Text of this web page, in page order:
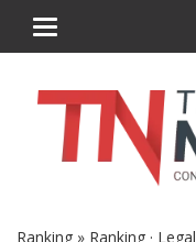
Ranking » Ranking · Legal